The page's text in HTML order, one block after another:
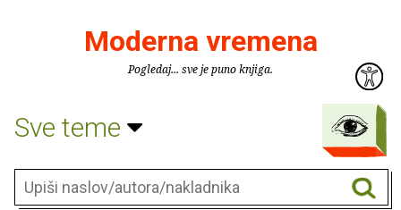
Moderna vremena
Pogledaj... sve je puno knjiga.
Sve teme